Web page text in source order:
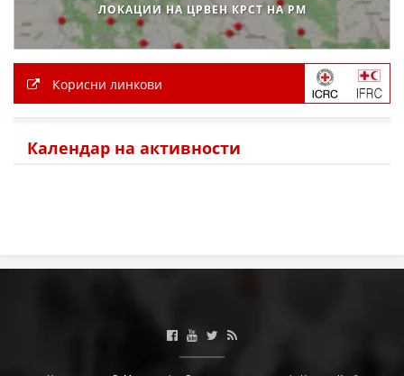
ЛОКАЦИИ НА ЦРВЕН КРСТ НА РМ
Корисни линкови
Календар на активности